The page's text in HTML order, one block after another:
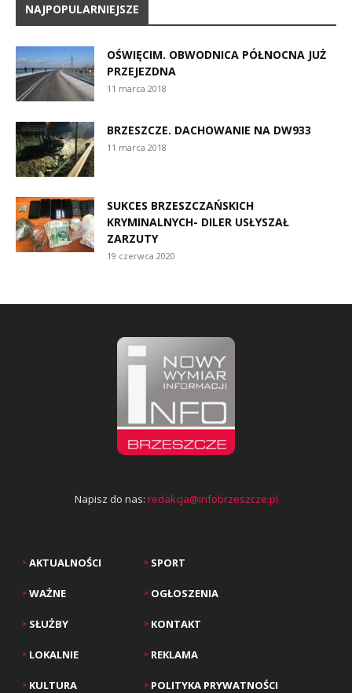
NAJPOPULARNIEJSZE
OŚWIĘCIM. OBWODNICA PÓŁNOCNA JUŻ
PRZEJEZDNA
11 marca 2018
BRZESZCZE. DACHOWANIE NA DW933
11 marca 2018
SUKCES BRZESZCZAŃSKICH
KRYMINALNYCH- DILER USŁYSZAŁ
ZARZUTY
19 czerwca 2020
Napisz do nas: redakcja@infobrzeszcze.pl
> AKTUALNOŚCI
> WAŻNE
> SŁUŻBY
> LOKALNIE
> KULTURA
> SPORT
> OGŁOSZENIA
> KONTAKT
> REKLAMA
> POLITYKA PRYWATNOŚCI